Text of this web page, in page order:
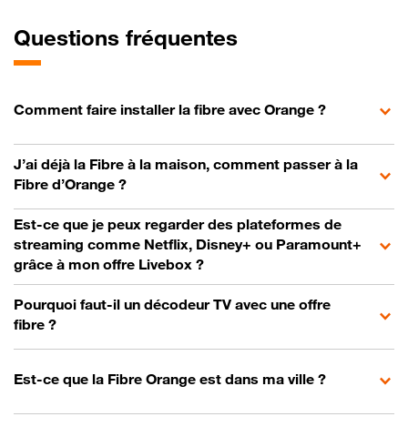
Questions fréquentes
Comment faire installer la fibre avec Orange ?
J’ai déjà la Fibre à la maison, comment passer à la
Fibre d’Orange ?
Est-ce que je peux regarder des plateformes de
streaming comme Netflix, Disney+ ou Paramount+
grâce à mon offre Livebox ?
Pourquoi faut-il un décodeur TV avec une offre
fibre ?
Est-ce que la Fibre Orange est dans ma ville ?